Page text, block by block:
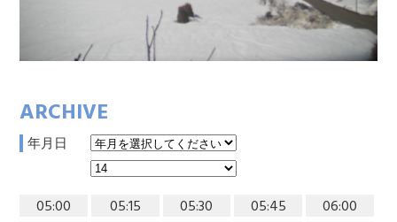
ARCHIVE
年月日
05:00 05:15 05:30 05:45
06:00